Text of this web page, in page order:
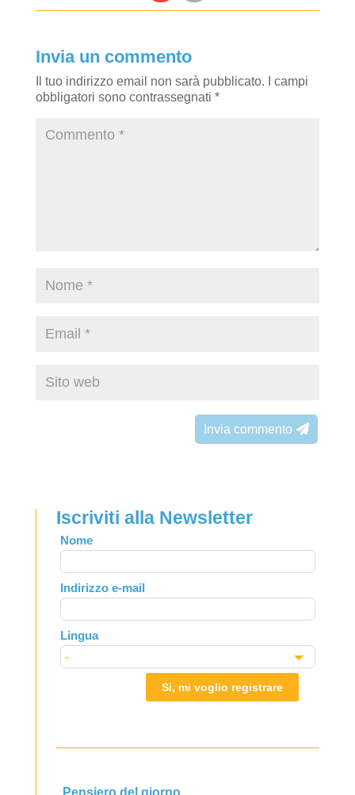
Invia un commento
Il tuo indirizzo email non sarà pubblicato.
I campi
obbligatori sono contrassegnati *
Invia commento
Iscriviti alla Newsletter
Leave
this
field
blank
Nome
Indirizzo e-mail
Lingua
Si, mi voglio registrare
Pensiero del giorno